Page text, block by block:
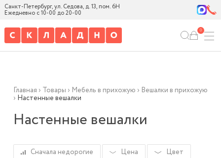
Санкт-Петербург, ул. Седова, д. 13, пом. 6Н
Ежедневно с 10-00 до 20-00
0
Главная › Товары › Мебель в прихожую › Вешалки в прихожую
› Настенные вешалки
Настенные вешалки
Сначала недорогие Цена Цвет